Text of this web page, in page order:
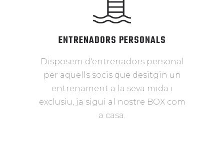
ENTRENADORS PERSONALS
Disposem d'entrenadors personal
per aquells socis que desitgin un
entrenament a la seva mida i
exclusiu, ja sigui al nostre BOX com
a casa.